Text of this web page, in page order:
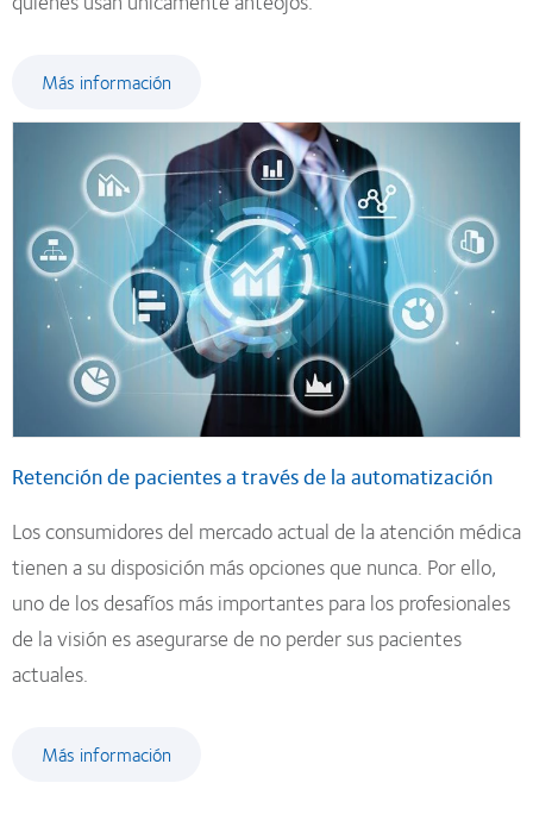
Más información
Retención de pacientes a través de la automatización
Los consumidores del mercado actual de la atención médica
tienen a su disposición más opciones que nunca. Por ello,
uno de los desafíos más importantes para los profesionales
de la visión es asegurarse de no perder sus pacientes
actuales.
Más información